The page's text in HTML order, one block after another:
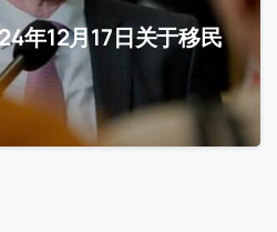
年12月17日关于移民